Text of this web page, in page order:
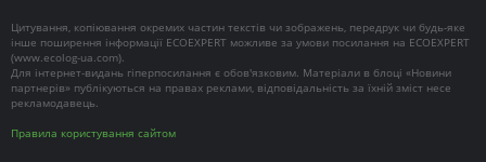
Цитування, копіювання окремих частин текстів чи зображень, передрук чи будь-яке
інше поширення інформації ECOEXPERT можливе за умови посилання на ECOEXPERT
(www.ecolog-ua.com).
Для інтернет-видань гіперпосилання є обов'язковим. Матеріали в блоці «Новини
партнерів» публікуються на правах реклами, відповідальність за їхній зміст несе
рекламодавець.
Правила користування сайтом